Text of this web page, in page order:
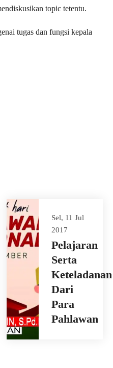
topic tetentu.
tugas dan fungsi kepala
Sel, 11 Jul
2017
Pelajaran
Serta
Keteladanan
Dari
Para
Pahlawan